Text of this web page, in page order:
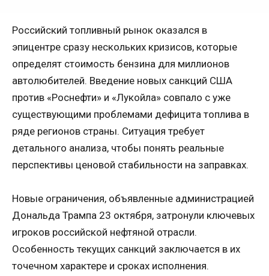
Российский топливный рынок оказался в
эпицентре сразу нескольких кризисов, которые
определят стоимость бензина для миллионов
автолюбителей. Введение новых санкций США
против «Роснефти» и «Лукойла» совпало с уже
существующими проблемами дефицита топлива в
ряде регионов страны. Ситуация требует
детального анализа, чтобы понять реальные
перспективы ценовой стабильности на заправках.
Новые ограничения, объявленные администрацией
Дональда Трампа 23 октября, затронули ключевых
игроков российской нефтяной отрасли.
Особенность текущих санкций заключается в их
точечном характере и сроках исполнения.